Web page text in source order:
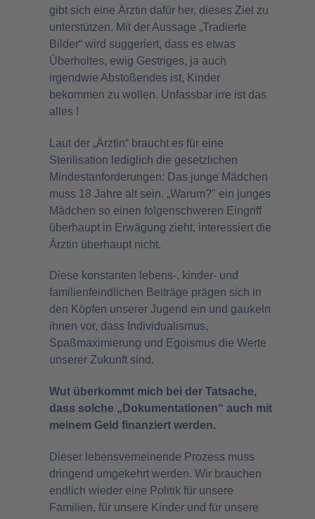
gibt sich eine Ärztin dafür her, dieses Ziel zu
unterstützen. Mit der Aussage „Tradierte
Bilder“ wird suggeriert, dass es etwas
Überholtes, ewig Gestriges, ja auch
irgendwie Abstoßendes ist, Kinder
bekommen zu wollen. Unfassbar irre ist das
alles !
Laut der „Ärztin“ braucht es für eine
Sterilisation lediglich die gesetzlichen
Mindestanforderungen: Das junge Mädchen
muss 18 Jahre alt sein. „Warum?" ein junges
Mädchen so einen folgenschweren Eingriff
überhaupt in Erwägung zieht, interessiert die
Ärztin überhaupt nicht.
Diese konstanten lebens-, kinder- und
familienfeindlichen Beiträge prägen sich in
den Köpfen unserer Jugend ein und gaukeln
ihnen vor, dass Individualismus,
Spaßmaximierung und Egoismus die Werte
unserer Zukunft sind.
Wut überkommt mich bei der Tatsache,
dass solche „Dokumentationen“ auch mit
meinem Geld finanziert werden.
Dieser lebensverneinende Prozess muss
dringend umgekehrt werden. Wir brauchen
endlich wieder eine Politik für unsere
Familien, für unsere Kinder und für unsere